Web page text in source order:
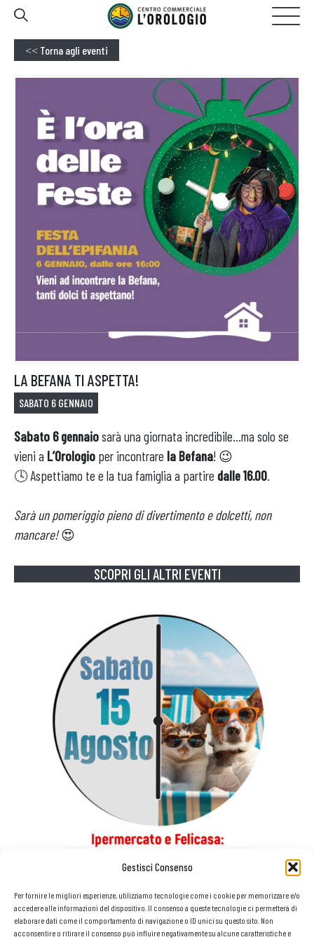
Gestisci Consenso
Per fornire le migliori esperienze, utilizziamo tecnologie come i cookie per memorizzare e/o
accedere alle informazioni del dispositivo. Il consenso a queste tecnologie ci permetterà di
elaborare dati come il comportamento di navigazione o ID unici su questo sito. Non
acconsentire o ritirare il consenso può influire negativamente su alcune caratteristiche e
GALLERIA OGGI APERTO FINO ALLE 20:00
HOMEPAGE
IL CENTRO
NEGOZI
EVENTI
PROMOZIONI
SERVIZI
CONTATTI
APRI IL TUO BUSINESS
<< Torna agli eventi
LA BEFANA TI ASPETTA!
SABATO 6 GENNAIO
Sabato 6 gennaiosarà una giornata incredibile…ma solo se
vieni a L’Orologio per incontrare la Befana! 😉
🕓 Aspettiamo te e la tua famiglia a partire dalle 16.00.
Sarà un pomeriggio pieno di divertimento e dolcetti, non
mancare!😍
SCOPRI GLI ALTRI EVENTI